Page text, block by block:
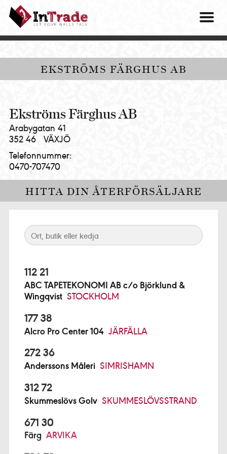
Intrade
ITG
AB
|
your
talk
EKSTRÖMS FÄRGHUS AB
Ekströms Färghus AB
Arabygatan 41
352 46
VÄXJÖ
Telefonnummer:
0470-707470
HITTA DIN ÅTERFÖRSÄLJARE
112 21
ABC TAPETEKONOMI AB c/o Björklund &
Wingqvist STOCKHOLM
177 38
Alcro Pro Center 104 JÄRFÄLLA
272 36
Anderssons Måleri SIMRISHAMN
312 72
Skummeslövs Golv SKUMMESLÖVSSTRAND
671 30
Färg ARVIKA
OM
VÅRA
HITTA